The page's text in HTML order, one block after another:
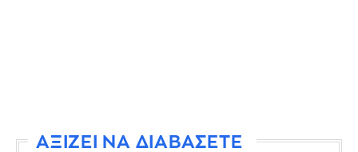
ΑΞΙΖΕΙ ΝΑ ΔΙΑΒΑΣΕΤΕ